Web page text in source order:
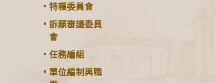
特種委員會
訴願審議委員
會
任務編組
單位編制與職